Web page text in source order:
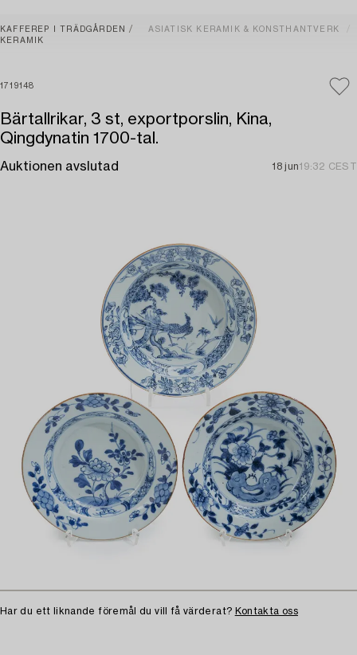
KAFFEREP I TRÄDGÅRDEN
ASIATISK KERAMIK & KONSTHANTVERK
KERAMIK
1719148
Bärtallrikar, 3 st, exportporslin, Kina,
Qingdynatin 1700-tal.
Auktionen avslutad 18 jun19:32 CEST
Har du ett liknande föremål du vill få värderat? Kontakta oss